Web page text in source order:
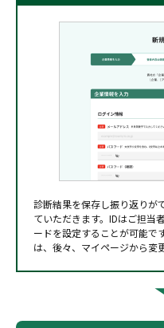
診断結果を保存し振り返りが
ていただきます。IDはご担当
ードを設定することが可能で
は、後々、マイページから変